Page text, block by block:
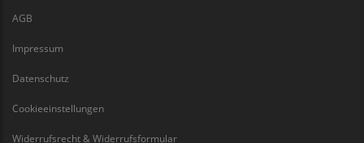
AGB
Impressum
Datenschutz
Cookieeinstellungen
Widerrufsrecht & Widerrufsformular